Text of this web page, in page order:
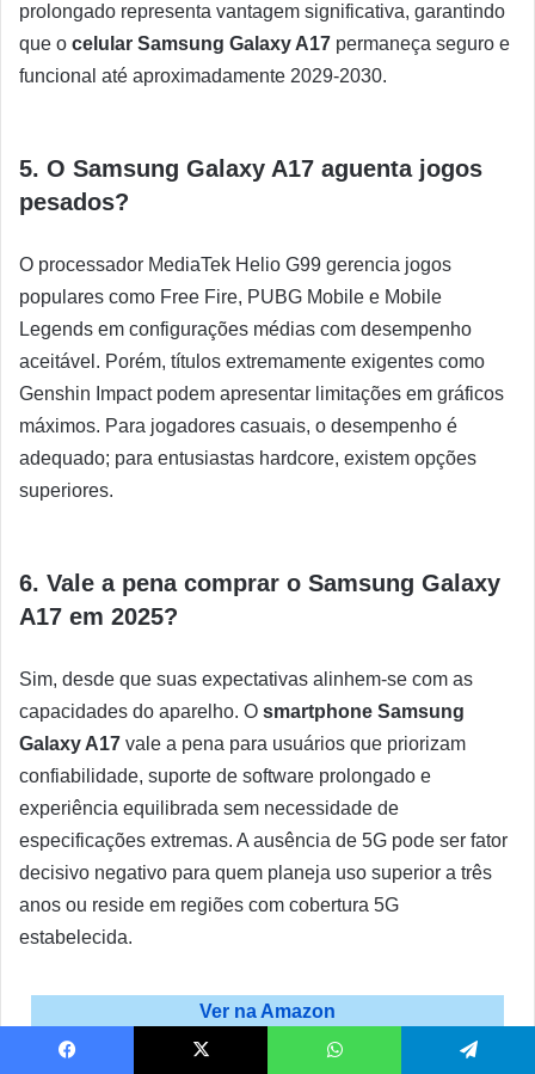
prolongado representa vantagem significativa, garantindo
que o celular Samsung Galaxy A17 permaneça seguro e
funcional até aproximadamente 2029-2030.
5. O Samsung Galaxy A17 aguenta jogos
pesados?
O processador MediaTek Helio G99 gerencia jogos
populares como Free Fire, PUBG Mobile e Mobile
Legends em configurações médias com desempenho
aceitável. Porém, títulos extremamente exigentes como
Genshin Impact podem apresentar limitações em gráficos
máximos. Para jogadores casuais, o desempenho é
adequado; para entusiastas hardcore, existem opções
superiores.
6. Vale a pena comprar o Samsung Galaxy
A17 em 2025?
Sim, desde que suas expectativas alinhem-se com as
capacidades do aparelho. O smartphone Samsung
Galaxy A17 vale a pena para usuários que priorizam
confiabilidade, suporte de software prolongado e
experiência equilibrada sem necessidade de
especificações extremas. A ausência de 5G pode ser fator
decisivo negativo para quem planeja uso superior a três
anos ou reside em regiões com cobertura 5G
estabelecida.
Ver na Amazon
Ver no Mercado Livre